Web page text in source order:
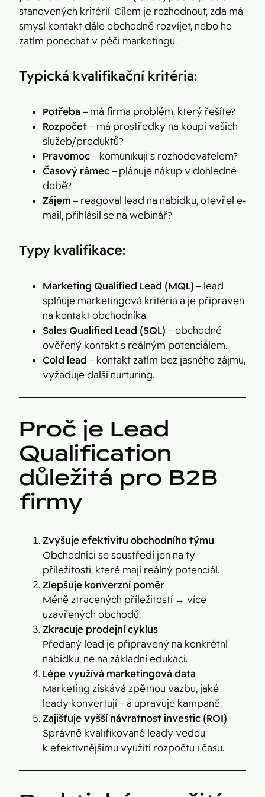
stanovených kritérií. Cílem je rozhodnout, zda má
smysl kontakt dále obchodně rozvíjet, nebo ho
zatím ponechat v péči marketingu.
Typická kvalifikační kritéria:
Potřeba – má firma problém, který řešíte?
Rozpočet– má prostředky na koupi vašich
služeb/produktů?
Pravomoc– komunikuji s rozhodovatelem?
Časový rámec– plánuje nákup v dohledné
době?
Zájem – reagoval lead na nabídku, otevřel e-
mail, přihlásil se na webinář?
Typy kvalifikace:
Marketing Qualified Lead (MQL) – lead
splňuje marketingová kritéria a je připraven
na kontakt obchodníka.
Sales Qualified Lead (SQL) – obchodně
ověřený kontakt s reálným potenciálem.
Cold lead – kontakt zatím bez jasného zájmu,
vyžaduje další nurturing.
Proč je Lead
Qualification
důležitá pro B2B
firmy
Zvyšuje efektivitu obchodního týmu
Obchodníci se soustředí jen na ty
příležitosti, které mají reálný potenciál.
Zlepšuje konverzní poměr
Méně ztracených příležitostí → více
uzavřených obchodů.
Zkracuje prodejní cyklus
Předaný lead je připravený na konkrétní
nabídku, ne na základní edukaci.
Lépe využívá marketingová data
Marketing získává zpětnou vazbu, jaké
leady konvertují – a upravuje kampaně.
Zajišťuje vyšší návratnost investic (ROI)
Správně kvalifikované leady vedou
k efektivnějšímu využití rozpočtu i času.